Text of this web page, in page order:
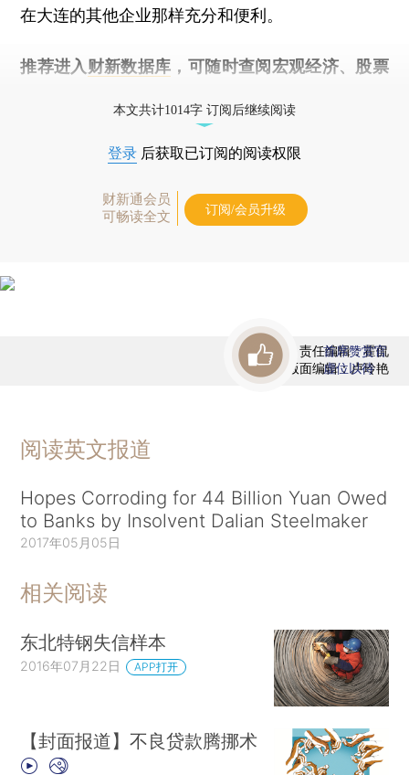
在大连的其他企业那样充分和便利。
推荐进入 财新数据库 ，可随时查阅宏观经济、股票
本文共计1014字 订阅后继续阅读
登录 后获取已订阅的阅读权限
财新通会员
可畅读全文
订阅/会员升级
责任编辑：霍侃
版面编辑：卢玲艳
首席赞赏官
虚位以待
阅读英文报道
Hopes Corroding for 44 Billion Yuan Owed
to Banks by Insolvent Dalian Steelmaker
2017年05月05日
相关阅读
东北特钢失信样本
2016年07月22日 APP打开
【封面报道】不良贷款腾挪术